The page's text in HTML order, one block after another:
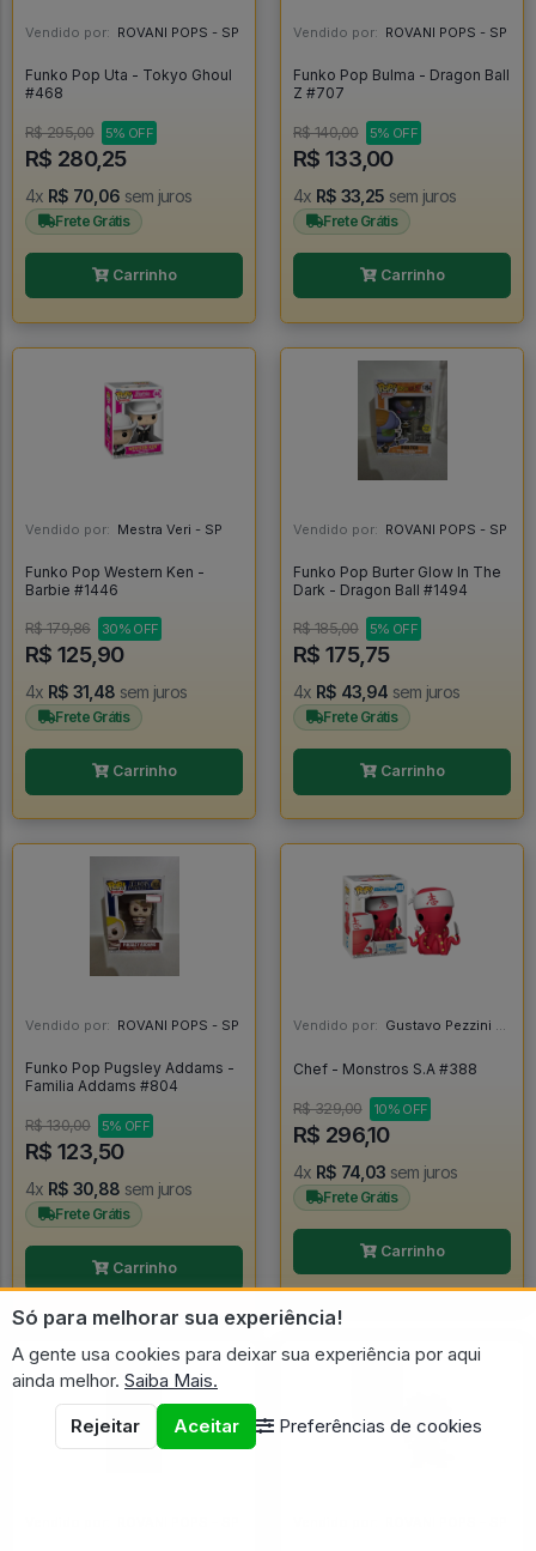
Vendido por: ROVANI POPS - SP
Funko Pop Uta - Tokyo Ghoul
#468
R$ 295,00 5% OFF
R$ 280,25
4x R$ 70,06 sem juros
Frete Grátis
Carrinho
Vendido por: ROVANI POPS - SP
Funko Pop Bulma - Dragon Ball
Z #707
R$ 140,00 5% OFF
R$ 133,00
4x R$ 33,25 sem juros
Frete Grátis
Carrinho
Vendido por: Mestra Veri - SP
Funko Pop Western Ken -
Barbie #1446
R$ 179,86 30% OFF
R$ 125,90
4x R$ 31,48 sem juros
Frete Grátis
Carrinho
Vendido por: ROVANI POPS - SP
Funko Pop Burter Glow In The
Dark - Dragon Ball #1494
R$ 185,00 5% OFF
R$ 175,75
4x R$ 43,94 sem juros
Frete Grátis
Carrinho
Vendido por: ROVANI POPS - SP
Funko Pop Pugsley Addams -
Familia Addams #804
R$ 130,00 5% OFF
R$ 123,50
4x R$ 30,88 sem juros
Frete Grátis
Carrinho
Vendido por: Gustavo Pezzini - MG
Chef - Monstros S.A #388
R$ 329,00 10% OFF
R$ 296,10
4x R$ 74,03 sem juros
Frete Grátis
Carrinho
Só para melhorar sua experiência!
A gente usa cookies para deixar sua experiência por aqui
ainda melhor. Saiba Mais.
Rejeitar
Aceitar Preferências de cookies